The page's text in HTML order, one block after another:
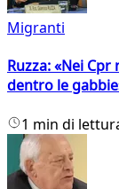
Migranti
Ruzza: «Nei
dentro le
1 min di